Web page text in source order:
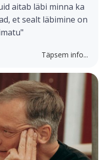
aitab läbi minna ka
et sealt läbimine on
Täpsem info...